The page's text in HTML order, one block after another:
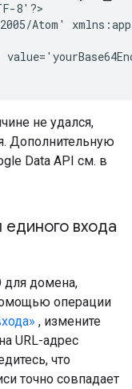
8'?>
Atom'
не удался,
Дополнительную
Data API см. в
входа
для домена,
операции
, измените
URL-адрес
что
точно совпадает